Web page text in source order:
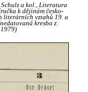
Schulz a kol., Literatura
k dějinám česko-
literárních vztahů 19. a
kresba z